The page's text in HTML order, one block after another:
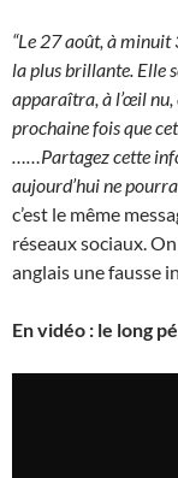
“Le 27 août, à minuit
la plus brillante. Elle
apparaîtra, à l’œil nu,
prochaine fois que
……Partagez cette
aujourd’hui ne
c’est le même
réseaux sociaux.
anglais une fausse
En vidéo : le long